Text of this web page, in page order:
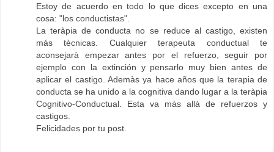
Estoy de acuerdo en todo lo que dices excepto en una
cosa: "los conductistas".
La teràpia de conducta no se reduce al castigo, existen
más tècnicas. Cualquier terapeuta conductual te
aconsejarà empezar antes por el refuerzo, seguir por
ejemplo con la extinción y pensarlo muy bien antes de
aplicar el castigo. Ademàs ya hace años que la terapia de
conducta se ha unido a la cognitiva dando lugar a la teràpia
Cognitivo-Conductual. Esta va más allà de refuerzos y
castigos.
Felicidades por tu post.